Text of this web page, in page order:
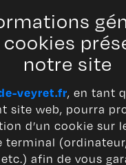
notre site
veyret.fr, en tant
site web, pourra
d’un cookie sur
terminal
afin de vous